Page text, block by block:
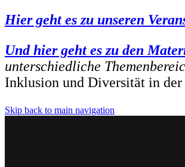
Hier geht es zu unseren
Und hier geht es zu den
unterschiedliche
Inklusion und Diversität in
Skip back to main navigation